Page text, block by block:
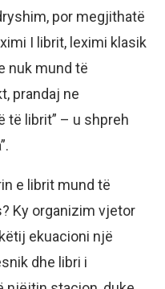
por megjithatë
I librit, leximi klasik
nuk mund të
prandaj ne
të librit” – u shpreh
e librit mund të
Ky organizim vjetor
ekuacioni një
dhe libri i